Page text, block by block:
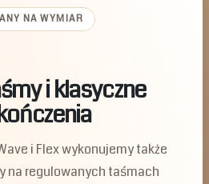
NA WYMIAR
i klasyczne
i Flex wykonujemy także
na regulowanych taśmach